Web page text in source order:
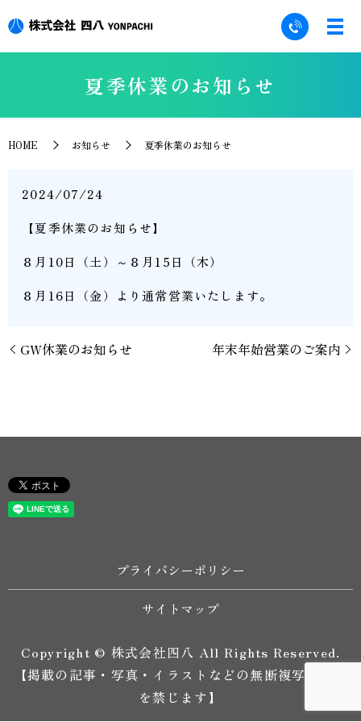
夏季休業のお知らせ
HOME お知らせ 夏季休業のお知らせ
2024/07/24
【夏季休業のお知らせ】
８月10日（土）～８月15日（木）
８月16日（金）より通常営業いたします。
GW休業のお知らせ 年末年始営業のご案内
プライバシーポリシー
サイトマップ
Copyright © 株式会社四八 All Rights Reserved.
【掲載の記事・写真・イラストなどの無断複写・転載
を禁じます】